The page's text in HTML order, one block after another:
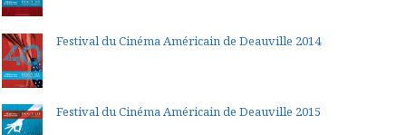
Festival du Cinéma Américain de Deauville 2014
Festival du Cinéma Américain de Deauville 2015